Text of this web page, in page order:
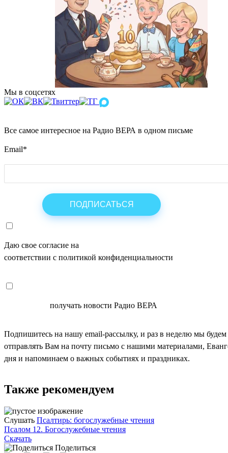
Мы в соцсетях
Все самое интересное на Радио ВЕРА в одном письме
Email*
Даю свое согласие на
соответствии с политикой конфиденциальности
получать новости Радио ВЕРА
Подпишитесь на нашу email-рассылку, и раз в неделю мы будем
отправлять Вам на почту письмо с нашими материалами,
дня и напоминаем о важных событиях и праздниках.
Также рекомендуем
Слушать Псалтирь: богослужебные чтения
Псалом 12. Богослужебные чтения
Скачать
Поделиться